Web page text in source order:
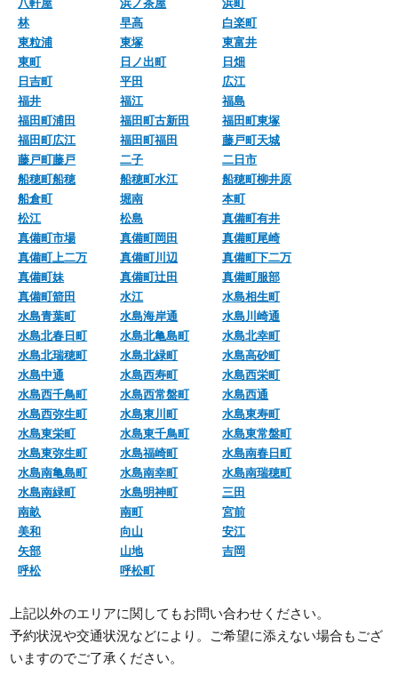
八軒屋 浜ノ茶屋
浜町
林
早高
白楽町
東粒浦
東塚
東富井
東町
日ノ出町
日畑
日吉町
平田
広江
福井
福江
福島
福田町浦田
福田町古新田
福田町東塚
福田町広江
福田町福田
藤戸町天城
藤戸町藤戸
二子
二日市
船穂町船穂
船穂町水江
船穂町柳井原
船倉町
堀南
本町
松江
松島
真備町有井
真備町市場
真備町岡田
真備町尾崎
真備町上二万
真備町川辺
真備町下二万
真備町妹
真備町辻田
真備町服部
真備町箭田
水江
水島相生町
水島青葉町
水島海岸通
水島川崎通
水島北春日町
水島北亀島町
水島北幸町
水島北瑞穂町
水島北緑町
水島高砂町
水島中通
水島西寿町
水島西栄町
水島西千鳥町
水島西常盤町
水島西通
水島西弥生町
水島東川町
水島東寿町
水島東栄町
水島東千鳥町
水島東常盤町
水島東弥生町
水島福崎町
水島南春日町
水島南亀島町
水島南幸町
水島南瑞穂町
水島南緑町
水島明神町
三田
南畝
南町
宮前
美和
向山
安江
矢部
山地
吉岡
呼松
呼松町
上記以外のエリアに関してもお問い合わせください。
予約状況や交通状況などにより。ご希望に添えない場合もござ
いますのでご了承ください。